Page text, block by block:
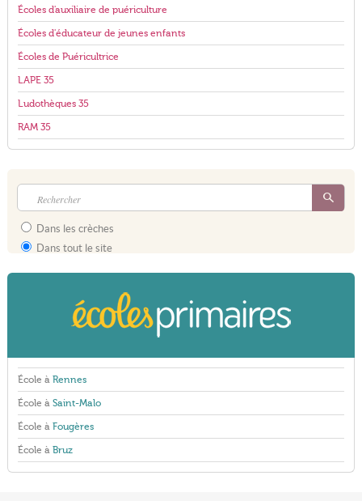
Écoles d'auxiliaire de puériculture
Écoles d'éducateur de jeunes enfants
Écoles de Puéricultrice
LAPE 35
Ludothèques 35
RAM 35
Dans les crèches
Dans tout le site
École à Rennes
École à Saint-Malo
École à Fougères
École à Bruz